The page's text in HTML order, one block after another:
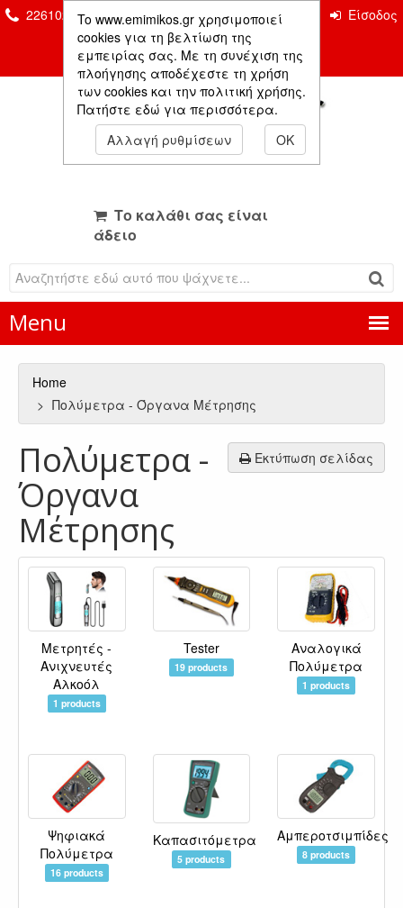
To www.emimikos.gr χρησιμοποιεί
cookies για τη βελτίωση της
εμπειρίας σας. Με τη συνέχιση της
πλοήγησης αποδέχεστε τη χρήση
των cookies και την πολιτική χρήσης.
Πατήστε εδώ για περισσότερα.
Αλλαγή ρυθμίσεων
OK
2261026435 & 2261081666 Επικοινωνία
Είσοδος
Μέλους
Το καλάθι σας είναι
άδειο
Menu
Home
Πολύμετρα - Όργανα Μέτρησης
Εκτύπωση σελίδας
Πολύμετρα -
Όργανα
Μέτρησης
Μετρητές -
Ανιχνευτές
Αλκοόλ
1 products
Tester
19 products
Αναλογικά
Πολύμετρα
1 products
Ψηφιακά
Πολύμετρα
16 products
Καπασιτόμετρα
5 products
Αμπεροτσιμπίδες
8 products